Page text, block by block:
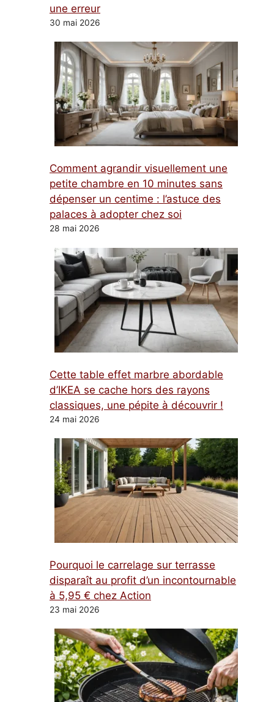
une erreur
30 mai 2026
Comment agrandir visuellement une
petite chambre en 10 minutes sans
dépenser un centime : l’astuce des
palaces à adopter chez soi
28 mai 2026
Cette table effet marbre abordable
d’IKEA se cache hors des rayons
classiques, une pépite à découvrir !
24 mai 2026
Pourquoi le carrelage sur terrasse
disparaît au profit d’un incontournable
à 5,95 € chez Action
23 mai 2026